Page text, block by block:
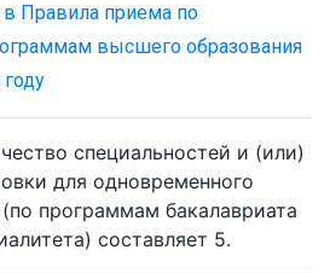
Правила приема по
высшего образования
специальностей и (или)
для одновременного
программам бакалавриата
составляет 5.